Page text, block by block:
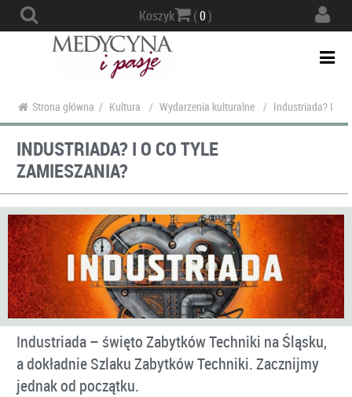
Koszyk (0)
Strona główna / Kultura / Wydarzenia kulturalne / Industriada? I o
INDUSTRIADA? I O CO TYLE
ZAMIESZANIA?
Industriada – święto Zabytków Techniki na Śląsku,
a dokładnie Szlaku Zabytków Techniki. Zacznijmy
jednak od początku.